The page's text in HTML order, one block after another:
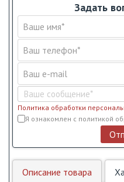
Задать
Политика обработки
Условия
Я ознакомлен с политикой
Описание товара